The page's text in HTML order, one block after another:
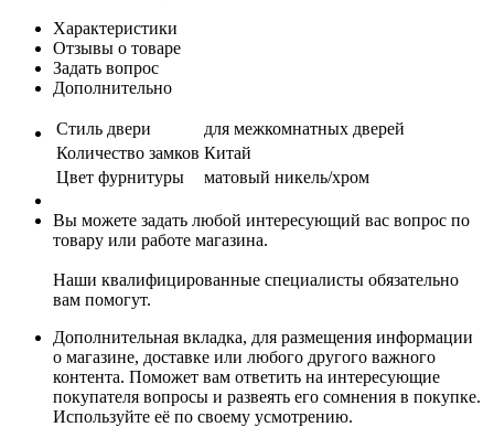
Характеристики
Отзывы о товаре
Задать вопрос
Дополнительно
Стиль двери
для межкомнатных дверей
Количество замков Китай
Цвет фурнитуры
матовый никель/хром
Вы можете задать любой интересующий вас вопрос по
товару или работе магазина.
Наши квалифицированные специалисты обязательно
вам помогут.
Дополнительная вкладка, для размещения информации
о магазине, доставке или любого другого важного
контента. Поможет вам ответить на интересующие
покупателя вопросы и развеять его сомнения в покупке.
Используйте её по своему усмотрению.